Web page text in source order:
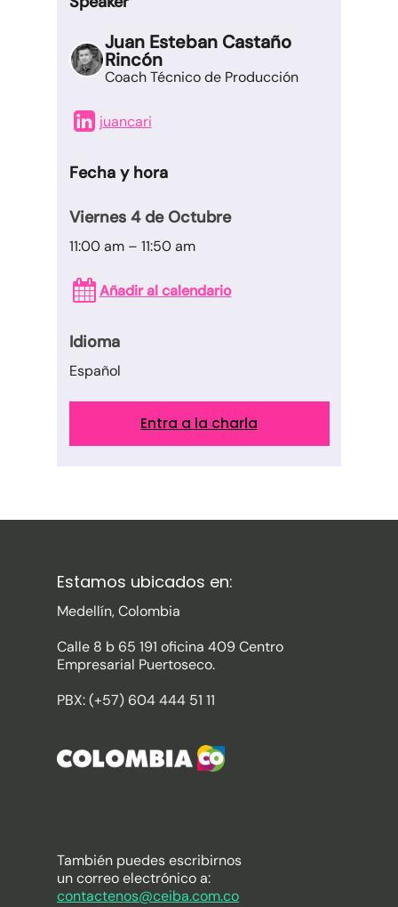
Juan Esteban Castaño
Rincón
Coach Técnico de Producción
juancari
Fecha y hora
Viernes 4 de Octubre
11:00 am – 11:50 am
Añadir al calendario
Idioma
Español
Entra a la charla
Estamos ubicados en:
Medellín, Colombia
Calle 8 b 65 191 oficina 409 Centro
Empresarial Puertoseco.
PBX: (+57) 604 444 51 11
También puedes escribirnos
un correo electrónico a:
contactenos@ceiba.com.co